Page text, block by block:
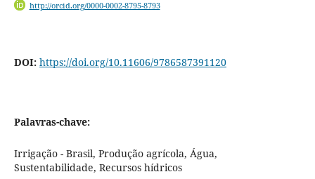
http://orcid.org/0000-0002-8795-8793
DOI: https://doi.org/10.11606/9786587391120
Palavras-chave:
Irrigação - Brasil, Produção agrícola, Água,
Sustentabilidade, Recursos hídricos